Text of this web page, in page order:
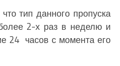
тип данного пропуска
2-х раз в неделю и
24 часов с момента его